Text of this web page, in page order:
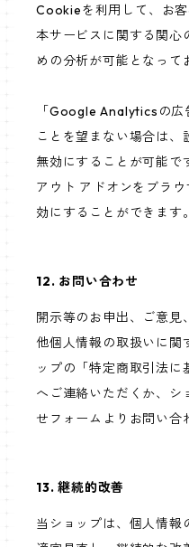
Cookieを利用して、お
本サービスに関する関心
めの分析が可能となって
「Google Analyticsの
ことを望まない場合は、
無効にすることが可能
アウト アドオンをブラ
効にすることができます。
12. お問い合わせ
開示等のお申出、ご意見
他個人情報の取扱いに関
ップの「特定商取引法
へご連絡いただくか、シ
せフォームよりお問い合
13. 継続的改善
当ショップは、個人情報